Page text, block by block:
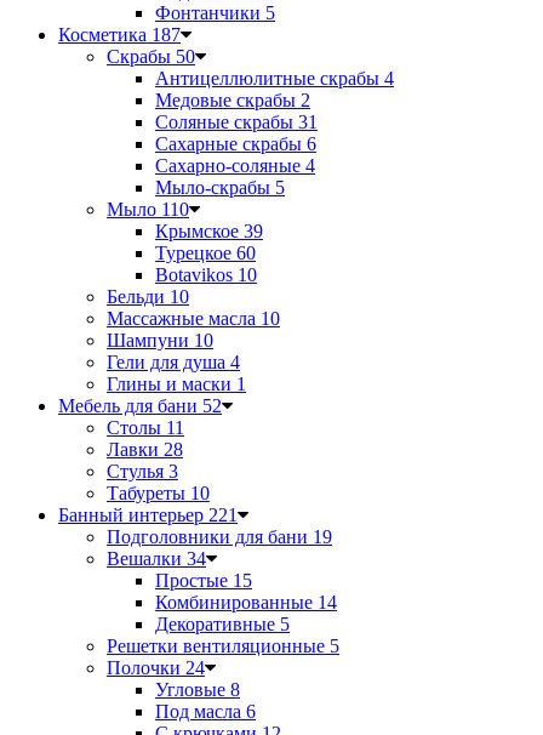
Фонтанчики 5
Косметика 187
Скрабы 50
Антицеллюлитные скрабы 4
Медовые скрабы 2
Соляные скрабы 31
Сахарные скрабы 6
Сахарно-соляные 4
Мыло-скрабы 5
Мыло 110
Крымское 39
Турецкое 60
Botavikos 10
Бельди 10
Массажные масла 10
Шампуни 10
Гели для душа 4
Глины и маски 1
Мебель для бани 52
Столы 11
Лавки 28
Стулья 3
Табуреты 10
Банный интерьер 221
Подголовники для бани 19
Вешалки 34
Простые 15
Комбинированные 14
Декоративные 5
Решетки вентиляционные 5
Полочки 24
Угловые 8
Под масла 6